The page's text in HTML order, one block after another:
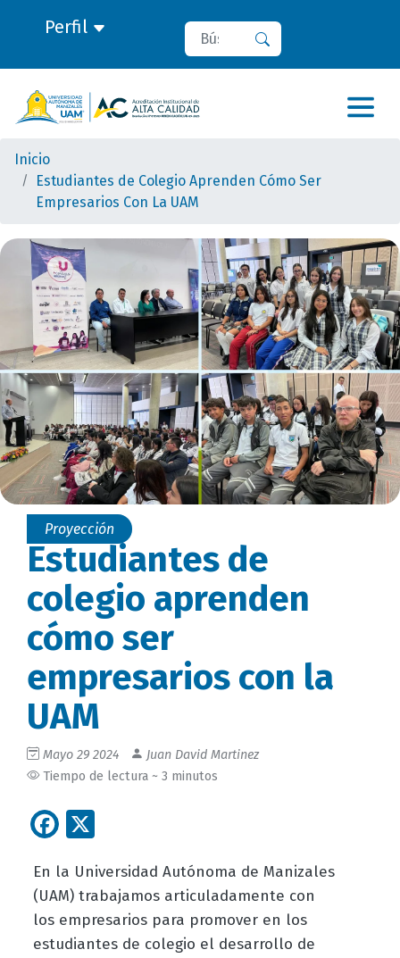
Perfil Buscar
Inicio
Estudiantes de Colegio Aprenden Cómo Ser
Empresarios Con La UAM
Proyección
Estudiantes de
colegio aprenden
cómo ser
empresarios con la
UAM
Mayo 29 2024
Juan David Martinez
Tiempo de lectura ~ 3 minutos
Facebook
En la Universidad Autónoma de Manizales
(UAM) trabajamos articuladamente con
los empresarios para promover en los
estudiantes de colegio el desarrollo de